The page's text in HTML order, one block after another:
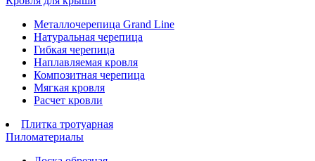
Металлочерепица Grand Line
Натуральная черепица
Гибкая черепица
Наплавляемая кровля
Композитная черепица
Мягкая кровля
Расчет кровли
Плитка тротуарная
Пиломатериалы